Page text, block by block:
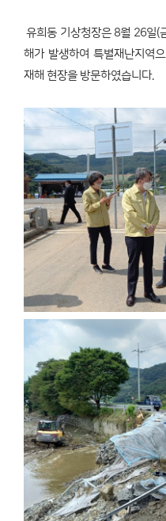
유희동 기상청장은 8월 26일(
해가 발생하여 특별재난지역
재해 현장을 방문하였습니다.